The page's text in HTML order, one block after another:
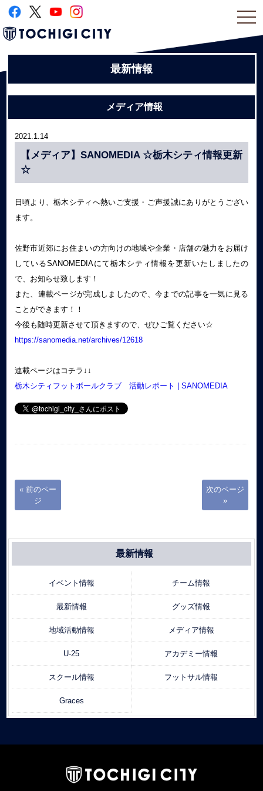
最新情報
メディア情報
2021.1.14
【メディア】SANOMEDIA ☆栃木シティ情報更新
☆
日頃より、栃木シティへ熱いご支援・ご声援誠にありがとうござい
ます。
佐野市近郊にお住まいの方向けの地域や企業・店舗の魅力をお届け
しているSANOMEDIAにて栃木シティ情報を更新いたしましたの
で、お知らせ致します！
また、連載ページが完成しましたので、今までの記事を一気に見る
ことができます！！
今後も随時更新させて頂きますので、ぜひご覧ください☆
https://sanomedia.net/archives/12618
連載ページはコチラ↓↓
栃木シティフットボールクラブ 活動レポート | SANOMEDIA
« 前のペー
ジ
次のページ
»
最新情報
イベント情報 チーム情報
最新情報 グッズ情報
地域活動情報 メディア情報
U-25 アカデミー情報
スクール情報 フットサル情報
Graces